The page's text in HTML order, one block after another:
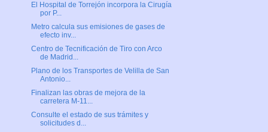
El Hospital de Torrejón incorpora la Cirugía
por P...
Metro calcula sus emisiones de gases de
efecto inv...
Centro de Tecnificación de Tiro con Arco
de Madrid...
Plano de los Transportes de Velilla de San
Antonio...
Finalizan las obras de mejora de la
carretera M-11...
Consulte el estado de sus trámites y
solicitudes d...